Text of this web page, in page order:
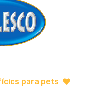
para pets